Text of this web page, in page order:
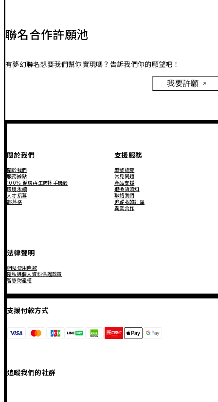
聯名合作許願池
有夢幻聯名想要我們幫你實現嗎？告訴我們你的願望吧！
我要許願
關於我們
關於我們
服務據點
100% 循環再生防摔手機殼
環境永續
人才招募
部落格
支援服務
型號總覽
常見問題
產品支援
退換貨須知
聯絡我們
追蹤我的訂單
異業合作
法律聲明
網站使用條款
隱私與個人資料保護政策
智慧財產權
支援付款方式
追蹤我們的社群